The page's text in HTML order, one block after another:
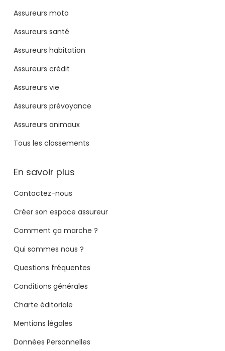
Assureurs moto
Assureurs santé
Assureurs habitation
Assureurs crédit
Assureurs vie
Assureurs prévoyance
Assureurs animaux
Tous les classements
En savoir plus
Contactez-nous
Créer son espace assureur
Comment ça marche ?
Qui sommes nous ?
Questions fréquentes
Conditions générales
Charte éditoriale
Mentions légales
Données Personnelles